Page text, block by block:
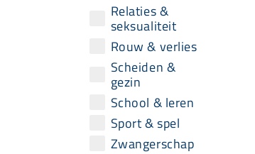
Relaties &
seksualiteit
Rouw & verlies
Scheiden &
gezin
School & leren
Sport & spel
Zwangerschap